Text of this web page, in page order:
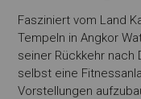
Fasziniert vom Land
Tempeln in Angkor
seiner Rückkehr nach
selbst eine
Vorstellungen